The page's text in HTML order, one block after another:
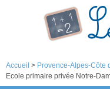
Accueil > Provence-Alpes-Côte
Ecole primaire privée Notre-